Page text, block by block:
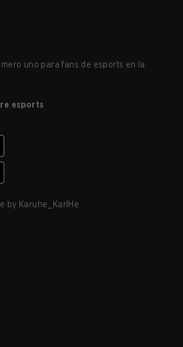
uno para fans de esports en la
esports
by Karuhe_KarlHe